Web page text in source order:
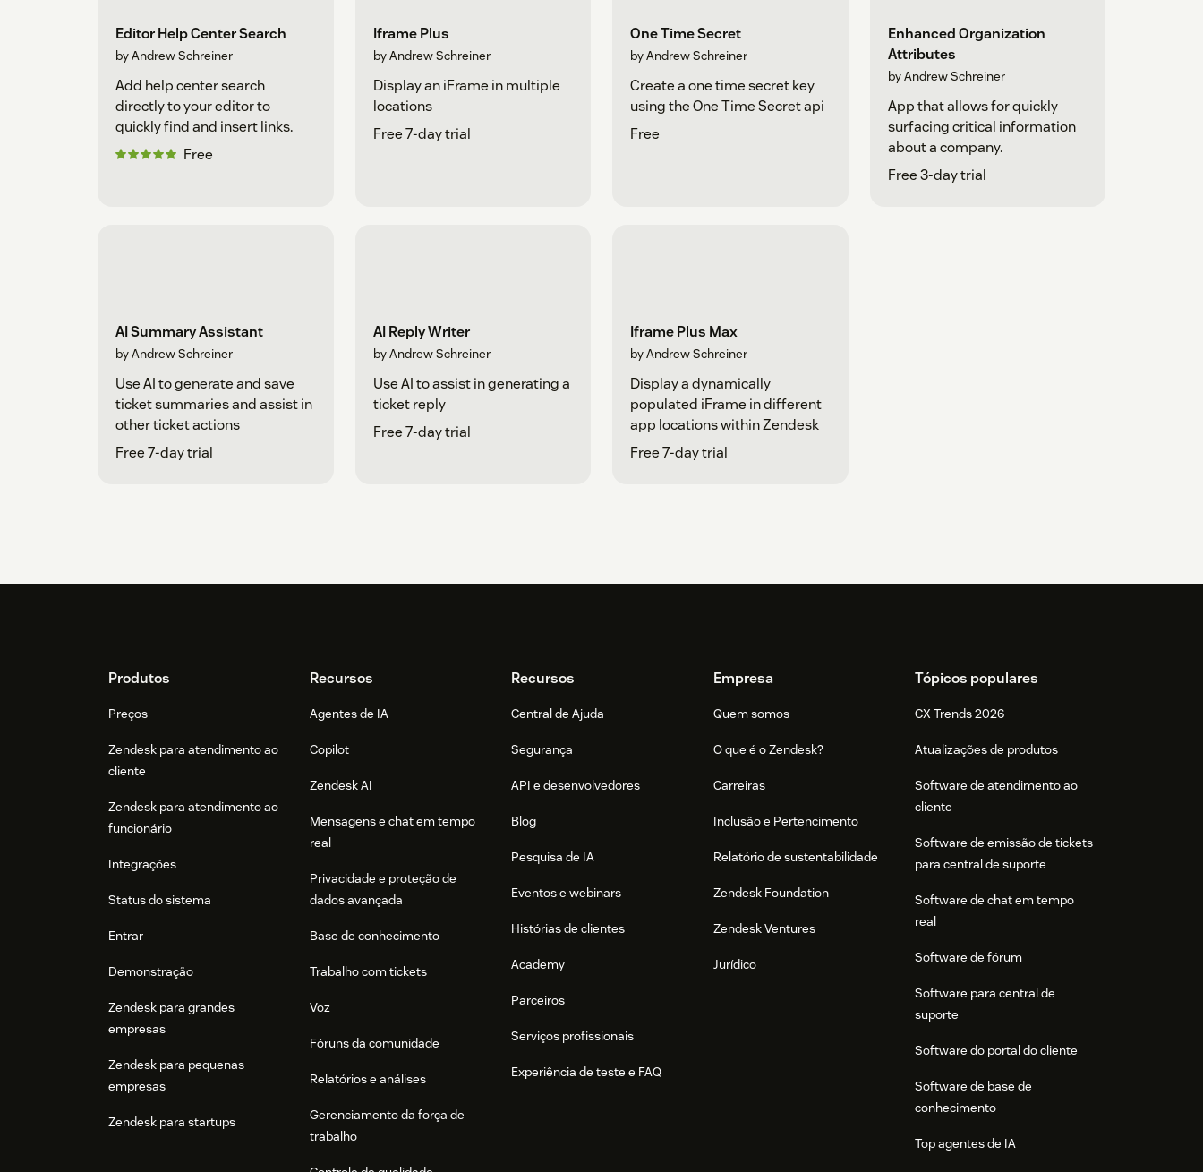
Editor Help Center Search
by Andrew Schreiner
Add help center search
directly to your editor to
quickly find and insert links.
Free
Iframe Plus
by Andrew Schreiner
Display an iFrame in multiple
locations
Free 7-day trial
One Time Secret
by Andrew Schreiner
Create a one time secret key
using the One Time Secret api
Free
Enhanced Organization
Attributes
by Andrew Schreiner
App that allows for quickly
surfacing critical information
about a company.
Free 3-day trial
AI Summary Assistant
by Andrew Schreiner
Use AI to generate and save
ticket summaries and assist in
other ticket actions
Free 7-day trial
AI Reply Writer
by Andrew Schreiner
Use AI to assist in generating a
ticket reply
Free 7-day trial
Iframe Plus Max
by Andrew Schreiner
Display a dynamically
populated iFrame in different
app locations within Zendesk
Free 7-day trial
FooterProdutos
Preços
Zendesk para atendimento ao
cliente
Zendesk para atendimento ao
funcionário
Integrações
Status do sistema
Entrar
Demonstração
Zendesk para grandes
empresas
Zendesk para pequenas
empresas
Zendesk para startups
Recursos
Agentes de IA
Copilot
Zendesk AI
Mensagens e chat em tempo
real
Privacidade e proteção de
dados avançada
Base de conhecimento
Trabalho com tickets
Voz
Fóruns da comunidade
Relatórios e análises
Gerenciamento da força de
trabalho
Recursos
Central de Ajuda
Segurança
API e desenvolvedores
Blog
Pesquisa de IA
Eventos e webinars
Histórias de clientes
Academy
Parceiros
Serviços profissionais
Experiência de teste e FAQ
Empresa
Quem somos
O que é o Zendesk?
Carreiras
Inclusão e Pertencimento
Relatório de sustentabilidade
Zendesk Foundation
Zendesk Ventures
Jurídico
Tópicos populares
CX Trends 2026
Atualizações de produtos
Software de atendimento ao
cliente
Software de emissão de tickets
para central de suporte
Software de chat em tempo
real
Software de fórum
Software para central de
suporte
Software do portal do cliente
Software de base de
conhecimento
Top agentes de IA